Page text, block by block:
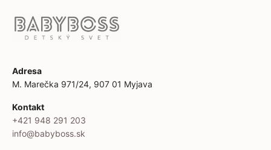
Adresa
M. Marečka 971/24, 907 01 Myjava
Kontakt
+421 948 291 203
info@babyboss.sk